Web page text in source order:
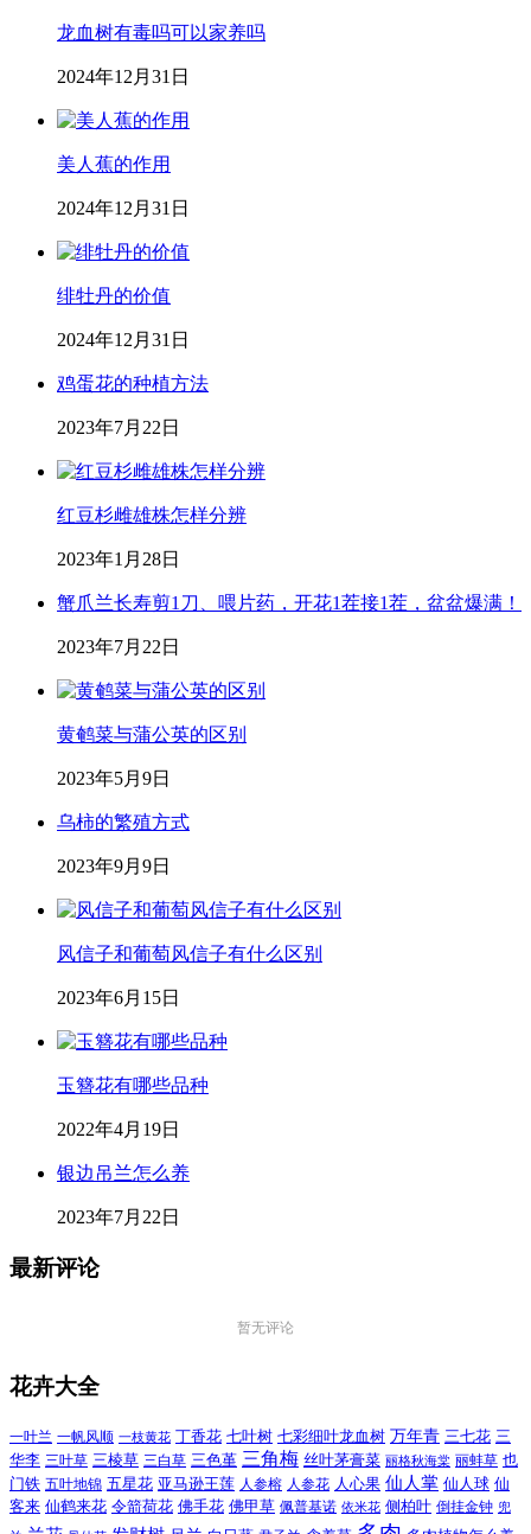
龙血树有毒吗可以家养吗
2024年12月31日
美人蕉的作用
2024年12月31日
绯牡丹的价值
2024年12月31日
鸡蛋花的种植方法
2023年7月22日
红豆杉雌雄株怎样分辨
2023年1月28日
蟹爪兰长寿剪1刀、喂片药，开花1茬接1茬，盆盆爆满！
2023年7月22日
黄鹌菜与蒲公英的区别
2023年5月9日
乌柿的繁殖方式
2023年9月9日
风信子和葡萄风信子有什么区别
2023年6月15日
玉簪花有哪些品种
2022年4月19日
银边吊兰怎么养
2023年7月22日
最新评论
暂无评论
花卉大全
一叶兰 一帆风顺 一枝黄花 丁香花 七叶树 七彩细叶龙血树 万年青 三七花 三
华李 三叶草 三棱草 三白草 三色堇 三角梅 丝叶茅膏菜 丽格秋海棠 丽蚌草 也
门铁 五叶地锦 五星花 亚马逊王莲 人参榕 人参花 人心果 仙人掌 仙人球 仙
客来 仙鹤来花 令箭荷花 佛手花 佛甲草 佩普基诺 依米花 侧柏叶 倒挂金钟 兜